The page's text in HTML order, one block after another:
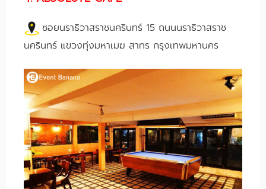
ซอยนราธิวาสราชนครินทร์ 15 ถนนนราธิวาสราช
นครินทร์ แขวงทุ่งมหาเมฆ สาทร กรุงเทพมหานคร